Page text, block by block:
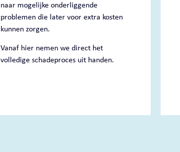
naar mogelijke onderliggende
problemen die later voor extra kosten
kunnen zorgen.
Vanaf hier nemen we direct het
volledige schadeproces uit handen.